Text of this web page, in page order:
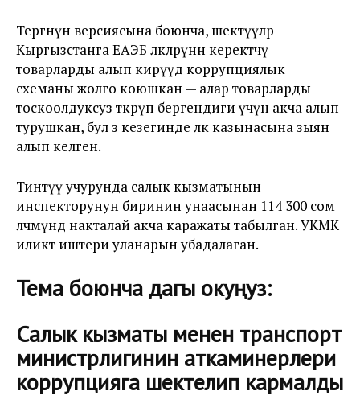
Тергөөнүн версиясына боюнча, шектүүлөр
Кыргызстанга ЕАЭБ өлкөлөрүнөн керектөөчү
товарларды алып кирүүдө коррупциялык
схеманы жолго коюшкан — алар товарларды
тоскоолдуксуз өткөрүп бергендиги үчүн акча алып
турушкан, бул өз кезегинде өлкө казынасына зыян
алып келген.
Тинтүү учурунда салык кызматынын
инспекторунун биринин унаасынан 114 300 сом
өлчөмүндө накталай акча каражаты табылган. УКМК
иликтөө иштери уланарын убадалаган.
Тема боюнча дагы окуңуз:
Салык кызматы менен транспорт
министрлигинин аткаминерлери
коррупцияга шектелип кармалды